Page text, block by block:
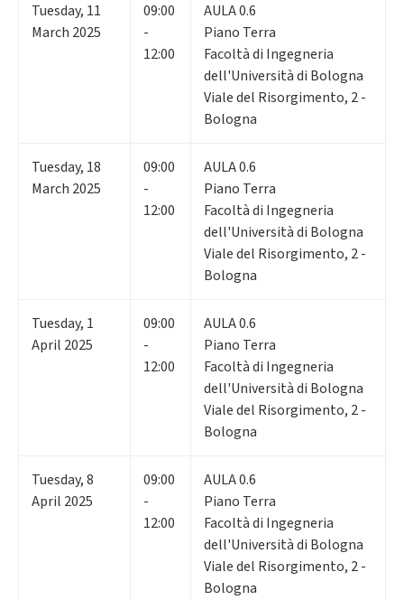
Tuesday, 11
March 2025
09:00
-
12:00
AULA 0.6
Piano Terra
Facoltà di Ingegneria
dell'Università di Bologna
Viale del Risorgimento, 2 -
Bologna
Tuesday, 18
March 2025
09:00
-
12:00
AULA 0.6
Piano Terra
Facoltà di Ingegneria
dell'Università di Bologna
Viale del Risorgimento, 2 -
Bologna
Tuesday, 1
April 2025
09:00
-
12:00
AULA 0.6
Piano Terra
Facoltà di Ingegneria
dell'Università di Bologna
Viale del Risorgimento, 2 -
Bologna
Tuesday,8
April 2025
09:00
-
12:00
AULA 0.6
Piano Terra
Facoltà di Ingegneria
dell'Università di Bologna
Viale del Risorgimento, 2 -
Bologna